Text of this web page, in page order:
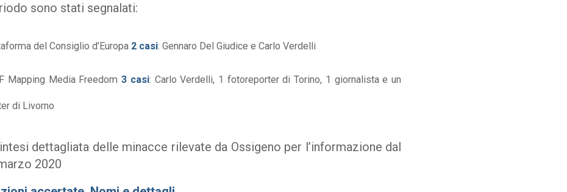
sono stati segnalati:
del Consiglio d’Europa 2 casi: Gennaro Del Giudice e Carlo Verdelli
Mapping Media Freedom3 casi: Carlo Verdelli, 1 fotoreporter di Torino, 1 giornalista e un
di Livorno
dettagliata delle minacce rilevate da Ossigeno per l’informazione dal
2020